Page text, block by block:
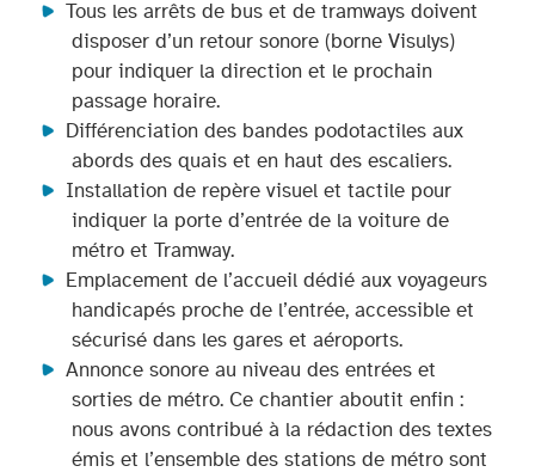
Tous les arrêts de bus et de tramways doivent
disposer d’un retour sonore (borne Visulys)
pour indiquer la direction et le prochain
passage horaire.
Différenciation des bandes podotactiles aux
abords des quais et en haut des escaliers.
Installation de repère visuel et tactile pour
indiquer la porte d’entrée de la voiture de
métro et Tramway.
Emplacement de l’accueil dédié aux voyageurs
handicapés proche de l’entrée, accessible et
sécurisé dans les gares et aéroports.
Annonce sonore au niveau des entrées et
sorties de métro. Ce chantier aboutit enfin :
nous avons contribué à la rédaction des textes
émis et l’ensemble des stations de métro sont